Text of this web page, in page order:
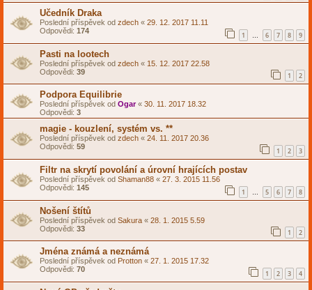
Učedník Draka
Poslední příspěvek od zdech « 29. 12. 2017 11.11
Odpovědi: 174 1 … 6 7 8 9
Pasti na lootech
Poslední příspěvek od zdech « 15. 12. 2017 22.58
Odpovědi: 39 1 2
Podpora Equilibrie
Poslední příspěvek od Ogar« 30. 11. 2017 18.32
Odpovědi: 3
magie - kouzlení, systém vs. **
Poslední příspěvek od zdech « 24. 11. 2017 20.36
Odpovědi: 59 1 2 3
Filtr na skrytí povolání a úrovní hrajících postav
Poslední příspěvek od Shaman88 « 27. 3. 2015 11.56
Odpovědi: 145 1 … 5 6 7 8
Nošení štítů
Poslední příspěvek od Sakura « 28. 1. 2015 5.59
Odpovědi: 33 1 2
Jména známá a neznámá
Poslední příspěvek od Protton « 27. 1. 2015 17.32
Odpovědi: 70 1 2 3 4